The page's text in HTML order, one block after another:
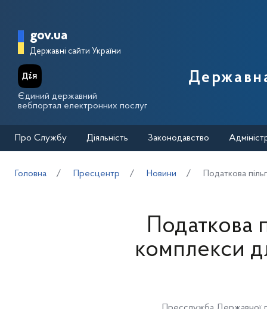
Головна сторінка Державної
gov.ua
Державні сайти України
Єдиний державний
вебпортал електронних послуг
Про Службу Діяльність Законодавство
Головна Пресцентр Новини Податкова
Податкова
комплекси